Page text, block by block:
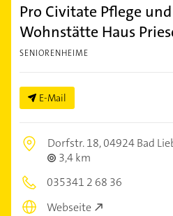
Pro Civitate Pflege
Wohnstätte Haus
SENIORENHEIME
E-Mail
Dorfstr. 18,04924 Bad
3,4 km
035341 2 68 36
Webseite